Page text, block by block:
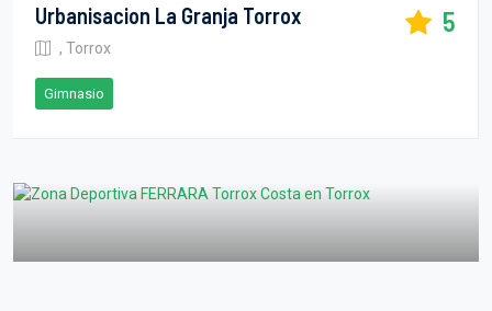
Urbanisacion La Granja Torrox
, Torrox
5
Gimnasio